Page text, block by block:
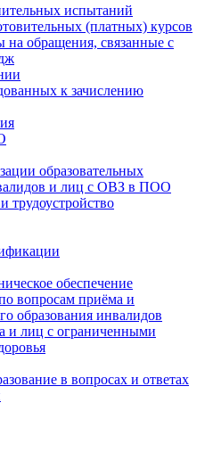
испытаний
(платных) курсов
на обращения, связанные с
к зачислению
образовательных
и лиц с ОВЗ в ПОО
трудоустройство
обеспечение
вопросам приёма и
образования инвалидов
и лиц с ограниченными
в вопросах и ответах